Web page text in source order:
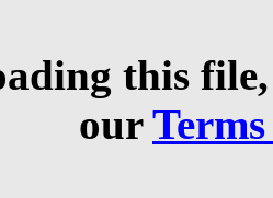
this
our